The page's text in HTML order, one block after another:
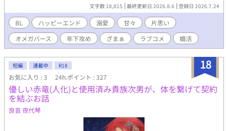
員は可愛いくせに無表情で毒を吐く男、シリルだった。 ヤツの血
の色は緑に違いない！ そう思いながらも、次々に紹介される『理
想のステータス』に心を踊らせながら『無慈悲な現実』に打ちの
めされ、恋のときめきを失っていく。 「次のお約束はございませ
ん」 あと何度、シリルのこの無機質な声に耐えればいいのか……
心が折れかけたその時、シリルから提案された『お見合い&デー
トシミュレーション講習』。 迷えるギデオンが3%引きにまんま
と釣られたその講習の最後に得た、幸せの形とは―― ーーーーー
ーーーーーー エロは事後描写程度です 毎日21:30更新(8/16完結)
全16話＋エピローグ予約投稿済みです
X→https://x.com/bunbun_melon 番外編にするまでもない小ネ
タSSは全てこちらです。甘かったり愛が重すぎてちょっと様子が
おかしかったり。私の脳内の墓場です。気軽に墓参りしていただ
文字数 18,815 最終更新日 2026.8.6 登録日 2026.7.24
BL ハッピーエンド 溺愛 甘々
片思い
オメガバース
年下攻め ざまぁ ラブコメ 婚活
18
短編 連載中 R18
お気に入り : 3 24h.ポイント : 327
優しい赤竜(人化)と使用済み貴族次男が、体を繋げて契約
を結ぶお話
良音 夜代琴